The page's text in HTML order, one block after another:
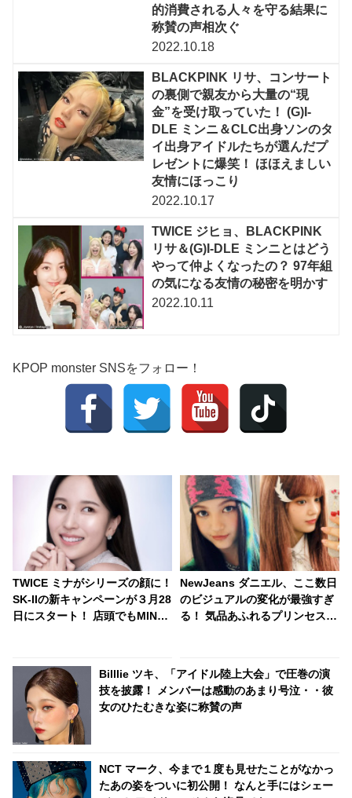
的消費される人々を守る結果に
称賛の声相次ぐ
2022.10.18
BLACKPINK リサ、コンサート
の裏側で親友から大量の“現
金”を受け取っていた！ (G)I-
DLE ミンニ＆CLC出身ソンのタ
イ出身アイドルたちが選んだプ
レゼントに爆笑！ ほほえましい
友情にほっこり
2022.10.17
TWICE ジヒョ、BLACKPINK
リサ＆(G)I-DLE ミンニとはどう
やって仲よくなったの？ 97年組
の気になる友情の秘密を明かす
2022.10.11
KPOP monster SNSをフォロー！
TWICE ミナがシリーズの顔に！
SK-IIの新キャンペーンが３月28
日にスタート！ 店頭でもMINA
NewJeans ダニエル、ここ数日
のビジュアルの変化が最強すぎ
る！ 気品あふれるプリンセスか
Billlie ツキ、「アイドル陸上大会」で圧巻の演
技を披露！ メンバーは感動のあまり号泣・・彼
女のひたむきな姿に称賛の声
NCT マーク、今まで１度も見せたことがなかっ
たあの姿をついに初公開！ なんと手にはシェー